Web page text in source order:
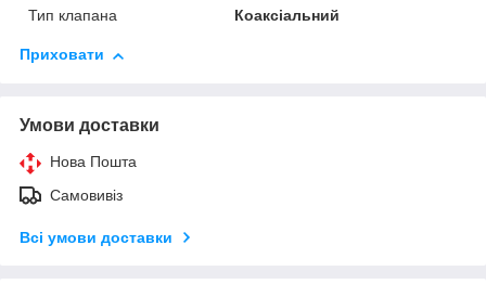
Тип клапана Коаксіальний
Приховати
Умови доставки
Нова Пошта
Самовивіз
Всі умови доставки